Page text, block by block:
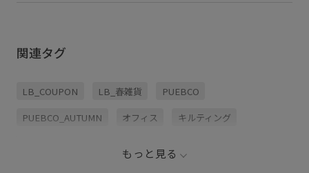
関連タグ
LB_COUPON LB_春雑貨 PUEBCO
PUEBCO_AUTUMN オフィス キルティング
もっと見る